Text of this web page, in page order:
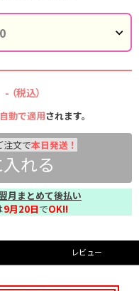
- （税込）
動で適用されます。
注文で本日発送！
れる
月まとめて後払い
9月20日でOK!!
レビュー